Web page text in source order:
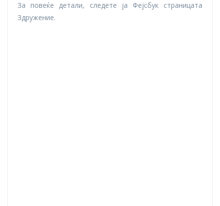
За повеќе детали, следете ја Фејсбук страницата
Здружение.